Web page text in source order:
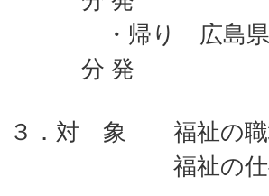
・帰り 広島県
分 発
３．対 象 福祉の職
福祉の仕事に